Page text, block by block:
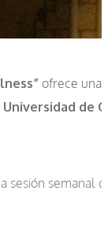
ofrece una
Universidad de
sesión semanal